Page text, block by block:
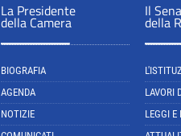
La Presidente
della Camera
BIOGRAFIA
AGENDA
NOTIZIE
Il
della
LAVORI
LEGGI E